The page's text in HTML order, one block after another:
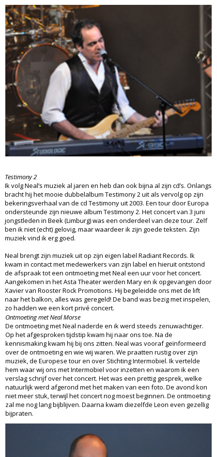
Testimony 2
Ik volg Neal’s muziek al jaren en heb dan ook bijna al zijn cd’s. Onlangs
bracht hij het mooie dubbelalbum Testimony 2 uit als vervolg op zijn
bekeringsverhaal van de cd Testimony uit 2003. Een tour door Europa
ondersteunde zijn nieuwe album Testimony 2. Het concert van 3 juni
jongstleden in Beek (Limburg) was een onderdeel van deze tour. Zelf
ben ik niet (echt) gelovig, maar waardeer ik zijn goede teksten. Zijn
muziek vind ik erg goed.
Neal brengt zijn muziek uit op zijn eigen label Radiant Records. Ik
kwam in contact met medewerkers van zijn label en hieruit ontstond
de afspraak tot een ontmoeting met Neal een uur voor het concert.
Aangekomen in het Asta Theater werden Mary en ik opgevangen door
Xavier van Rooster Rock Promotions. Hij begeleidde ons met de lift
naar het balkon, alles was geregeld! De band was bezig met inspelen,
zo hadden we een kort privé concert.
Ontmoeting met Neal Morse
De ontmoeting met Neal naderde en ik werd steeds zenuwachtiger.
Op het afgesproken tijdstip kwam hij naar ons toe. Na de
kennismaking kwam hij bij ons zitten. Neal was vooraf geïnformeerd
over de ontmoeting en wie wij waren. We praatten rustig over zijn
muziek, de Europese tour en over Stichting Intermobiel. Ik vertelde
hem waar wij ons met Intermobiel voor inzetten en waarom ik een
verslag schrijf over het concert. Het was een prettig gesprek, welke
natuurlijk werd afgerond met het maken van een foto. De avond kon
niet meer stuk, terwijl het concert nog moest beginnen. De ontmoeting
zal me nog lang bijblijven. Daarna kwam diezelfde Leon even gezellig
bijpraten.